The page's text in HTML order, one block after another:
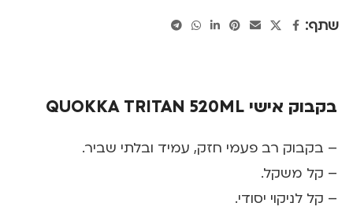
שתף:
בקבוק אישי QUOKKA TRITAN 520ML
– בקבוק רב פעמי חזק, עמיד ובלתי שביר.
– קל משקל.
– קל לניקוי יסודי.